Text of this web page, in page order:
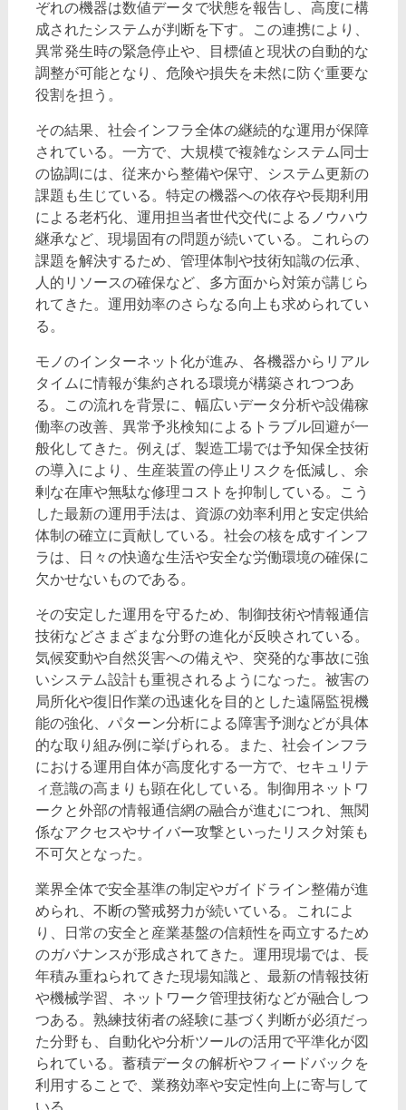
ぞれの機器は数値データで状態を報告し、高度に構
成されたシステムが判断を下す。この連携により、
異常発生時の緊急停止や、目標値と現状の自動的な
調整が可能となり、危険や損失を未然に防ぐ重要な
役割を担う。
その結果、社会インフラ全体の継続的な運用が保障
されている。一方で、大規模で複雑なシステム同士
の協調には、従来から整備や保守、システム更新の
課題も生じている。特定の機器への依存や長期利用
による老朽化、運用担当者世代交代によるノウハウ
継承など、現場固有の問題が続いている。これらの
課題を解決するため、管理体制や技術知識の伝承、
人的リソースの確保など、多方面から対策が講じら
れてきた。運用効率のさらなる向上も求められてい
る。
モノのインターネット化が進み、各機器からリアル
タイムに情報が集約される環境が構築されつつあ
る。この流れを背景に、幅広いデータ分析や設備稼
働率の改善、異常予兆検知によるトラブル回避が一
般化してきた。例えば、製造工場では予知保全技術
の導入により、生産装置の停止リスクを低減し、余
剰な在庫や無駄な修理コストを抑制している。こう
した最新の運用手法は、資源の効率利用と安定供給
体制の確立に貢献している。社会の核を成すインフ
ラは、日々の快適な生活や安全な労働環境の確保に
欠かせないものである。
その安定した運用を守るため、制御技術や情報通信
技術などさまざまな分野の進化が反映されている。
気候変動や自然災害への備えや、突発的な事故に強
いシステム設計も重視されるようになった。被害の
局所化や復旧作業の迅速化を目的とした遠隔監視機
能の強化、パターン分析による障害予測などが具体
的な取り組み例に挙げられる。また、社会インフラ
における運用自体が高度化する一方で、セキュリテ
ィ意識の高まりも顕在化している。制御用ネットワ
ークと外部の情報通信網の融合が進むにつれ、無関
係なアクセスやサイバー攻撃といったリスク対策も
不可欠となった。
業界全体で安全基準の制定やガイドライン整備が進
められ、不断の警戒努力が続いている。これによ
り、日常の安全と産業基盤の信頼性を両立するため
のガバナンスが形成されてきた。運用現場では、長
年積み重ねられてきた現場知識と、最新の情報技術
や機械学習、ネットワーク管理技術などが融合しつ
つある。熟練技術者の経験に基づく判断が必須だっ
た分野も、自動化や分析ツールの活用で平準化が図
られている。蓄積データの解析やフィードバックを
利用することで、業務効率や安定性向上に寄与して
いる。